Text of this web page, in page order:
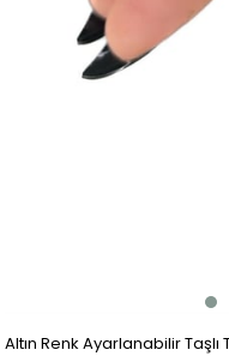
Altın Renk Ayarlanabilir Taşlı